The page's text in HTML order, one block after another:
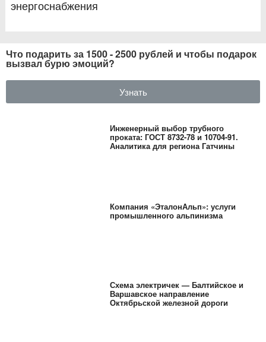
энергоснабжения
Что подарить за 1500 - 2500 рублей и чтобы подарок
вызвал бурю эмоций?
Узнать
Инженерный выбор трубного
проката: ГОСТ 8732-78 и 10704-91.
Аналитика для региона Гатчины
Компания «ЭталонАльп»: услуги
промышленного альпинизма
Схема электричек — Балтийское и
Варшавское направление
Октябрьской железной дороги